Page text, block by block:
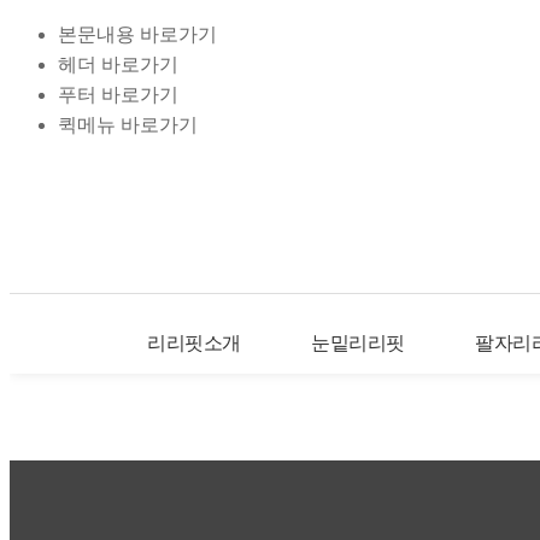
본문내용 바로가기
헤더 바로가기
푸터 바로가기
퀵메뉴 바로가기
리리핏소개 눈밑리리핏 팔자리